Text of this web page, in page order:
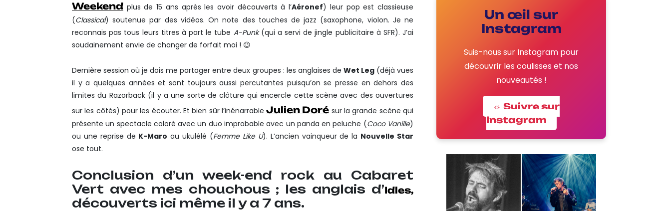
Weekend plus de 15 ans après les avoir découverts à l’Aéronef) leur pop est classieuse
(Classical) soutenue par des vidéos. On note des touches de jazz (saxophone, violon. Je ne
reconnais pas tous leurs titres à part le tube A-Punk(qui a servi de jingle publicitaire à SFR). J’ai
soudainement envie de changer de forfait moi ! 😉
Dernière session où je dois me partager entre deux groupes : les anglaises de Wet Leg(déjà vues
il y a quelques années et sont toujours aussi percutantes puisqu’on se presse en dehors des
limites du Razorback (il y a une sorte de clôture qui encercle cette scène avec des ouvertures
sur les côtés) pour les écouter. Et bien sûr l’inénarrableJulien Doré sur la grande scène qui
présente un spectacle coloré avec un duo improbable avec un panda en peluche (Coco Vanille)
ou une reprise de K-Maro au ukulélé (Femme Like U). L’ancien vainqueur de la Nouvelle Star
ose tout.
Conclusion d’un week-end rock au Cabaret
Vert avec mes chouchous ; les anglais d’Idles,
découverts ici même il y a 7 ans.
Un œil sur
Instagram
Suis-nous sur Instagram pour
découvrir les coulisses et nos
nouveautés !
☼ Suivre sur
Instagram